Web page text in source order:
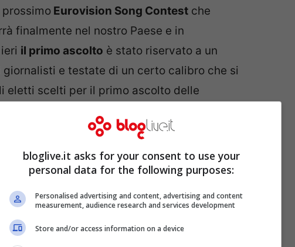
prossimo Eurovision Song Contest che
finalmente nel nostro Paese e in
il primo ascolto è stato riservato a un
e testate di un certo calibro che si
eletti scelti per il primo ascolto delle
va da 1 a 10 per ogni brano. Molti i giudizi
scopriamo quali hanno sorpreso il
per Elisa, malissimo
bloglive.it asks for your consent to use your
personal data for the following purposes:
Personalised advertising and content, advertising and content
measurement, audience research and services development
Store and/or access information on a device